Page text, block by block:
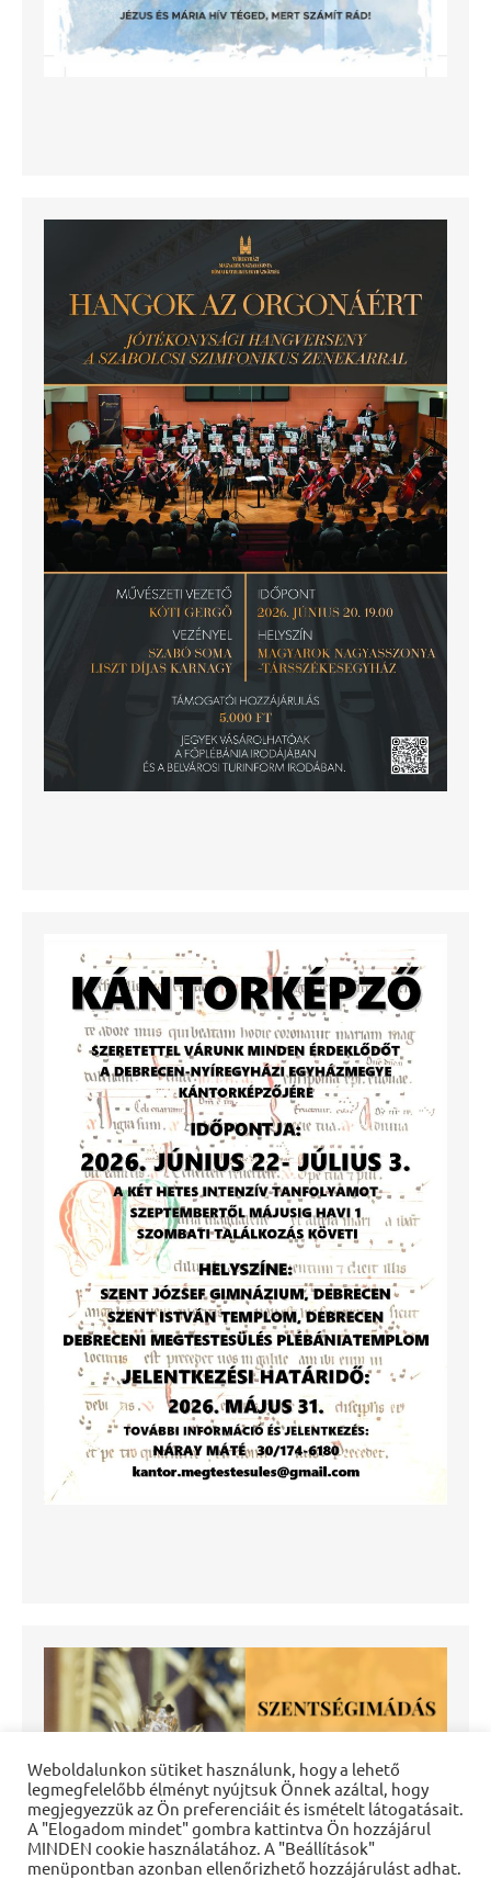
Weboldalunkon sütiket használunk, hogy a lehető
legmegfelelőbb élményt nyújtsuk Önnek azáltal, hogy
megjegyezzük az Ön preferenciáit és ismételt látogatásait.
A "Elogadom mindet" gombra kattintva Ön hozzájárul
MINDEN cookie használatához. A "Beállítások"
menüpontban azonban ellenőrizhető hozzájárulást adhat.